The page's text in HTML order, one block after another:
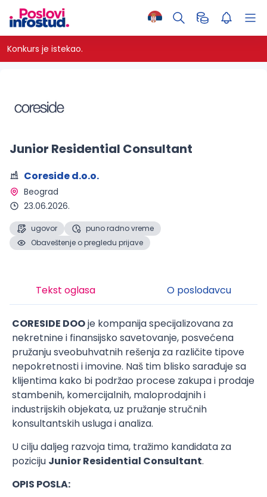
Konkurs je istekao.
Junior Residential Consultant
Coreside d.o.o.
Beograd
23.06.2026.
ugovor
puno radno vreme
Obaveštenje o pregledu prijave
Tekst oglasa O poslodavcu
CORESIDE DOOje kompanija specijalizovana za
nekretnine i finansijsko savetovanje, posvećena
pružanju sveobuhvatnih rešenja za različite tipove
nepokretnosti i imovine. Naš tim blisko sarađuje sa
klijentima kako bi podržao procese zakupa i prodaje
stambenih, komercijalnih, maloprodajnih i
industrijskih objekata, uz pružanje stručnih
konsultantskih usluga i analiza.
U cilju daljeg razvoja tima, tražimo kandidata za
poziciju Junior Residential Consultant.
OPIS POSLA: